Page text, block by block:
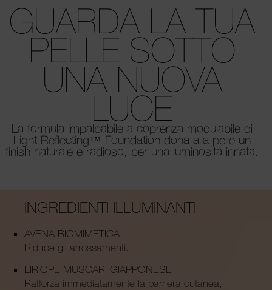
GUARDA LA TUA
PELLE SOTTO
UNA NUOVA
LUCE
La formula impalpabile a coprenza modulabile di
Light Reflecting™ Foundation dona alla pelle un
finish naturale e radioso, per una luminosità innata.
INGREDIENTI ILLUMINANTI
AVENA BIOMIMETICA
Riduce gli arrossamenti.
LIRIOPE MUSCARI GIAPPONESE
Rafforza immediatamente la barriera cutanea,